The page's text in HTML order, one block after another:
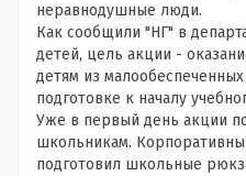
неравнодушные люди.
Как сообщили "НГ" в
детей, цель акции -
детям из
подготовке к началу
Уже в первый день акции
школьникам.
подготовил школьные